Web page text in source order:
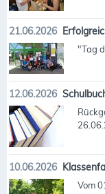
21.06.2026
"Tag
12.06.2026
10.06.2026
Vom